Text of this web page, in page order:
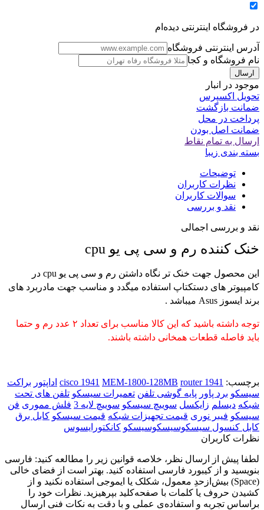
در فروشگاه اینترنتی دیده‌ام
آدرس اینترنتی فروشگاه
نام فروشگاه و کجا
موجود در انبار
تحویل اکسپرس
ضمانت بازگشت
پرداخت در محل
ضمانت اصل بودن
ارسال به تمام نقاط
بسته بندی زیبا
توضیحات
نظرات کاربران
سوالات کاربران
نقد و بررسی
نقد و بررسی اجمالی
خنک کننده رم و سی پی یو cpu
این محصول جهت خنک تر نگاه داشتن رم و سی پی یو cpu در
کامپیوتر های دستکتاپ استفاده میگدد و مناسب جهت مادربرد های
برند ایسوز Asus میباشد .
توجه داشته باشید که این کالا مناسب برای تعداد ۲ عدد رم و حتما
باید فاصله قطعات همخانی داشته باشند.
برچسب: cisco 1941 MEM-1800-128MB router 1941 اداپتور براکت
سیسکو برد پاور پایه گوشی تلفن تعمیرات سیسکو تلفن های تحت
شبکه دیسلم زایکسل سوییچ سیسکو سوییچ لایه 3 فلش مموری فن
سیسکو فیبر نوری قیمت تجهیزات شبکه قیمت سیسکو کابل برق
کابل کنسول سیسکوسیسکوسیسکو کانکتورایسوس
نظرات کاربران
لطفا پیش از ارسال نظر، خلاصه قوانین زیر را مطالعه کنید: فارسی
بنویسید و از کیبورد فارسی استفاده کنید. بهتر است از فضای خالی
(Space) بیش‌از‌حدِ معمول، شکلک یا ایموجی استفاده نکنید و از
کشیدن حروف یا کلمات با صفحه‌کلید بپرهیزید. نظرات خود را
براساس تجربه و استفاده‌ی عملی و با دقت به نکات فنی ارسال